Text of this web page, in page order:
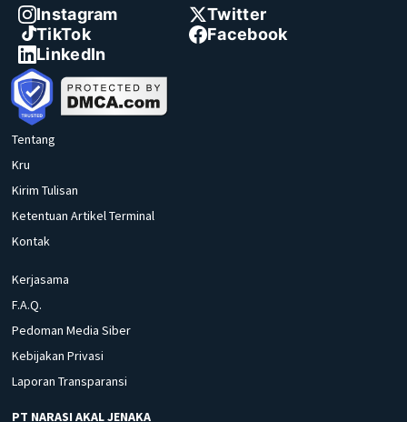
Instagram
Twitter
TikTok
Facebook
LinkedIn
Tentang
Kru
Kirim Tulisan
Ketentuan Artikel Terminal
Kontak
Kerjasama
F.A.Q.
Pedoman Media Siber
Kebijakan Privasi
Laporan Transparansi
PT NARASI AKAL JENAKA